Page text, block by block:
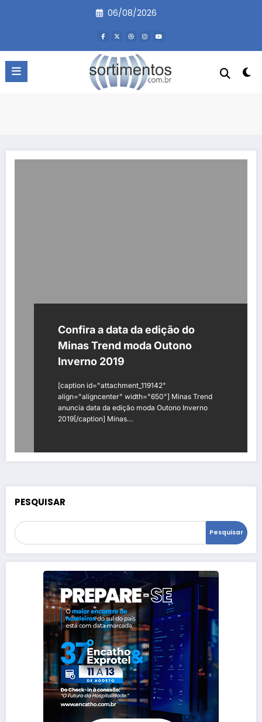
06/08/2026
Confira a data da edição do
Minas Trend moda Outono
Inverno 2019
[caption id="attachment_119142"
align="aligncenter" width="650"] Minas Trend
anuncia data da edição moda Outono Inverno
2019[/caption] Minas…
PESQUISAR
Pesquisar